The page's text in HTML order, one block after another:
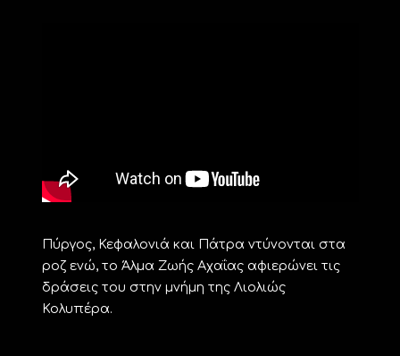
Πύργος, Κεφαλονιά και Πάτρα ντύνονται στα
ροζ ενώ, το Άλμα Ζωής Αχαΐας αφιερώνει τις
δράσεις του στην μνήμη της Λιολιώς
Κολυπέρα.